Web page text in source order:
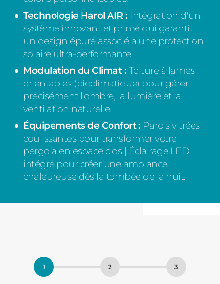
Technologie Harol AIR : Intégration d'un
système innovant et primé qui garantit
un design épuré associé à une protection
solaire ultra-performante.
Modulation du Climat : Toiture à lames
orientables (bioclimatique) pour gérer
précisément l'ombre, la lumière et la
ventilation naturelle.
Équipements de Confort : Parois vitrées
coulissantes pour transformer votre
pergola en espace clos | Éclairage LED
intégré pour créer une ambiance
chaleureuse dès la tombée de la nuit.